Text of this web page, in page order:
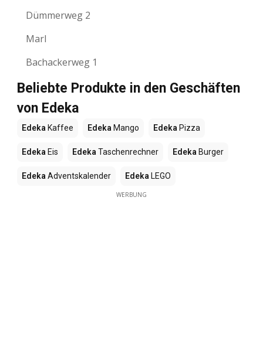
Dümmerweg 2
Marl
Bachackerweg 1
Beliebte Produkte in den Geschäften
von Edeka
Edeka Kaffee Edeka Mango Edeka Pizza
Edeka Eis Edeka Taschenrechner Edeka Burger
Edeka Adventskalender Edeka LEGO
WERBUNG